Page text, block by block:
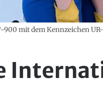
900 mit dem Kennzeichen